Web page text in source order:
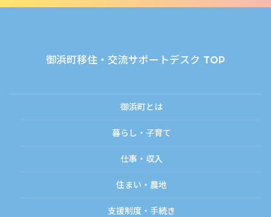
御浜町移住・交流サポートデスク TOP
御浜町とは
暮らし・子育て
仕事・収入
住まい・農地
支援制度・手続き